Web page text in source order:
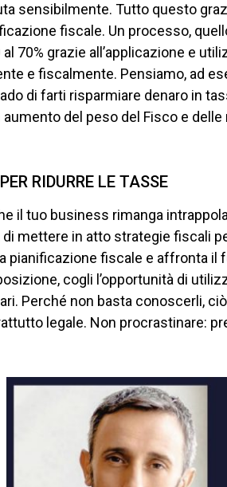
sensibilmente. Tutto questo
fiscale. Un processo,
70% grazie all’applicazione e
e fiscalmente. Pensiamo, ad
di farti risparmiare denaro in
del peso del Fisco e
RIDURRE LE TASSE
il tuo business rimanga
di mettere in atto strategie fiscali
pianificazione fiscale e affronta
cogli l’opportunità di
Perché non basta conoscerli,
legale. Non procrastinare: